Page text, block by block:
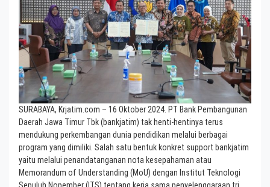
SURABAYA, Krjatim.com – 16 Oktober 2024. PT Bank Pembangunan
Daerah Jawa Timur Tbk (bankjatim) tak henti-hentinya terus
mendukung perkembangan dunia pendidikan melalui berbagai
program yang dimiliki. Salah satu bentuk konkret support bankjatim
yaitu melalui penandatanganan nota kesepahaman atau
Memorandum of Understanding (MoU) dengan Institut Teknologi